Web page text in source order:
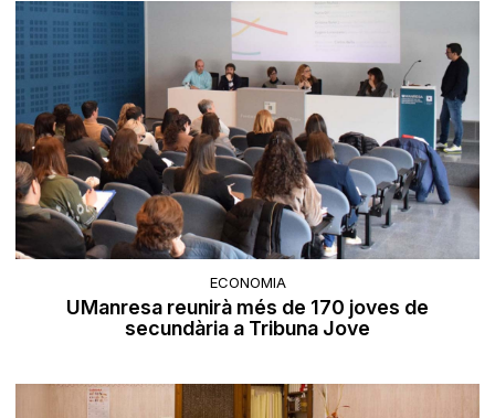
ECONOMIA
UManresa reunirà més de 170 joves de
secundària a Tribuna Jove